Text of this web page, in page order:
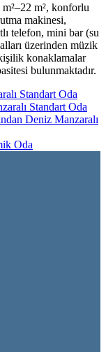
m², konforlu
makinesi,
telefon, mini bar (su
üzerinden müzik
konaklamalar
bulunmaktadır.
Standart Oda
Standart Oda
Deniz Manzaralı
Oda